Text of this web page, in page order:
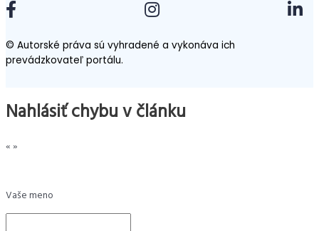
© Autorské práva sú vyhradené a vykonáva ich
prevádzkovateľ portálu.
Nahlásiť chybu v článku
«»
Vaše meno